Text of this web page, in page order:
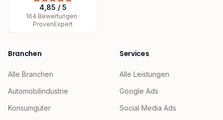
4,85 / 5
164 Bewertungen ·
ProvenExpert
Branchen
Alle Branchen
Automobilindustrie
Konsumgüter
Services
Alle Leistungen
Google Ads
Social Media Ads